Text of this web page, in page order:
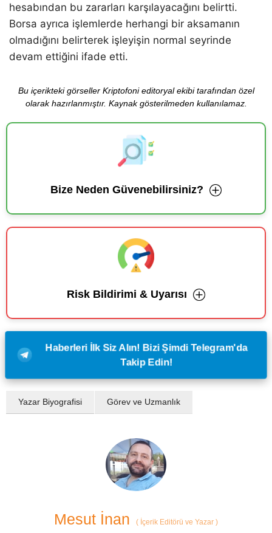
hesabından bu zararları karşılayacağını belirtti.
Borsa ayrıca işlemlerde herhangi bir aksamanın
olmadığını belirterek işleyişin normal seyrinde
devam ettiğini ifade etti.
Bu içerikteki görseller Kriptofoni editoryal ekibi tarafından özel
olarak hazırlanmıştır. Kaynak gösterilmeden kullanılamaz.
Bize Neden Güvenebilirsiniz?
Risk Bildirimi & Uyarısı
Haberleri İlk Siz Alın! Bizi Şimdi Telegram'da
Takip Edin!
Yazar Biyografisi Görev ve Uzmanlık
Mesut İnan ( İçerik Editörü ve Yazar )